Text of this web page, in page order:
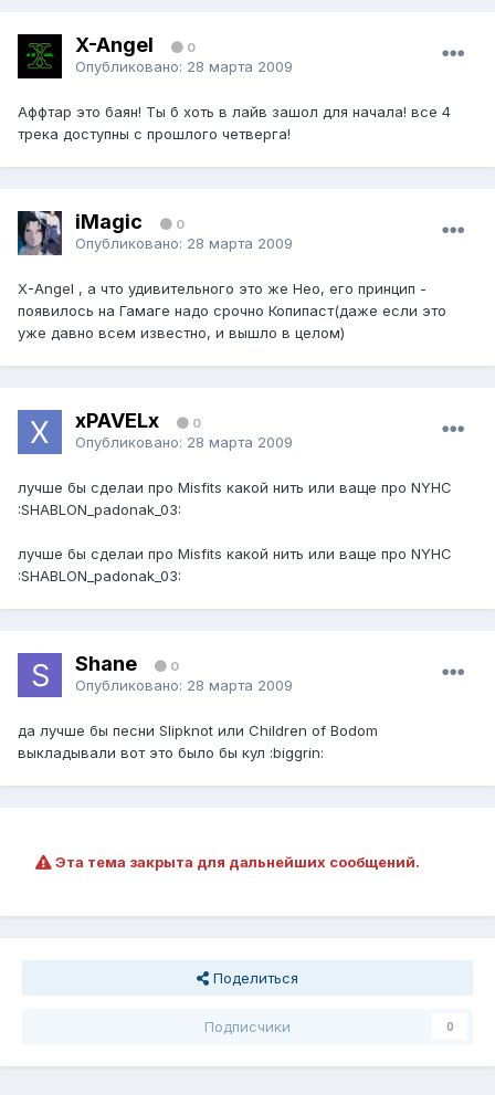
X-Angel 0
Опубликовано: 28 марта 2009
Аффтар это баян! Ты б хоть в лайв зашол для начала! все 4
трека доступны с прошлого четверга!
iMagic 0
Опубликовано: 28 марта 2009
X-Angel , а что удивительного это же Нео, его принцип -
появилось на Гамаге надо срочно Копипаст(даже если это
уже давно всем известно, и вышло в целом)
xPAVELx 0
Опубликовано: 28 марта 2009
лучше бы сделаи про Misfits какой нить или ваще про NYHC
:SHABLON_padonak_03:
лучше бы сделаи про Misfits какой нить или ваще про NYHC
:SHABLON_padonak_03:
Shane 0
Опубликовано: 28 марта 2009
да лучше бы песни Slipknot или Children of Bodom
выкладывали вот это было бы кул :biggrin:
Эта тема закрыта для дальнейших сообщений.
Поделиться
Подписчики 0